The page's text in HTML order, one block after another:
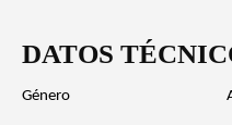
DATOS
Género